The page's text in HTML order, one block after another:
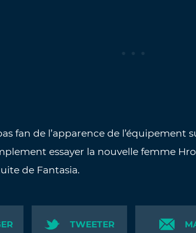
fan de l’apparence de l’équipement
essayer la nouvelle femme
de Fantasia.
TWEETER